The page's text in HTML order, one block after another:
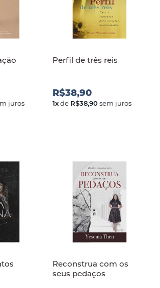
juros
Perfil de três reis
R$38,90
1xde R$38,90sem juros
Reconstrua com os
seus pedaços